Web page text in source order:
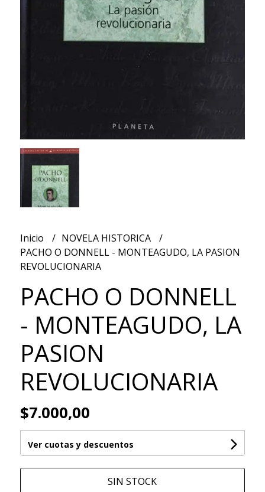
Inicio
NOVELA HISTORICA
PACHO O DONNELL - MONTEAGUDO, LA PASION
REVOLUCIONARIA
PACHO O DONNELL
- MONTEAGUDO, LA
PASION
REVOLUCIONARIA
$7.000,00
Ver cuotas y descuentos
SIN STOCK